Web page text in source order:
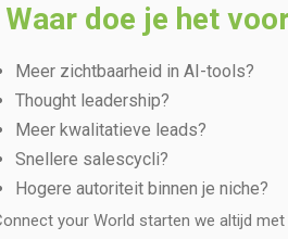
Waar doe je het
Meer zichtbaarheid in AI-tools?
Thought leadership?
Meer kwalitatieve leads?
Snellere salescycli?
Hogere autoriteit binnen je niche?
your World starten we altijd met